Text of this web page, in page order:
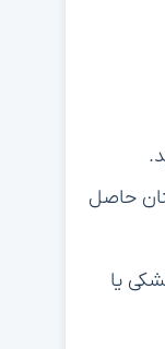
حاصل
باعث خشکی یا